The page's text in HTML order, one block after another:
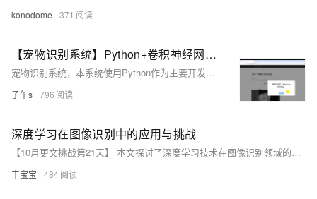
konodome 371
【宠物识别系统】Python+卷积神经网络算法+深度学习+人工智能+TensorFlow+图像识别
宠物识别系统，本系统使用Python作为主要开发语言，基于TensorFlow搭建卷积神经网络算法，并收集了37种常见的猫狗宠物种类数据集【'阿比西尼亚猫（Abyssinian）', '孟加拉猫（Bengal）', '暹罗猫（Birman）', '孟买猫（Bombay）', '英国短毛猫（British Shorthair）', '埃及猫（Egyptian Mau）', '缅因猫（Maine Coon）', '波斯猫（Persian）', '布偶猫（Ragdoll）', '俄罗斯蓝猫（Russian Blue）', '暹罗猫（Siamese）', '斯芬克斯猫（Sphynx）', '美国斗牛犬
子午s 796
深度学习在图像识别中的应用与挑战
【10月更文挑战第21天】 本文探讨了深度学习技术在图像识别领域的应用，并分析了当前面临的主要挑战。通过研究卷积神经网络（CNN）的结构和原理，本文展示了深度学习如何提高图像识别的准确性和效率。同时，本文也讨论了数据不平衡、过拟合、计算资源限制等问题，并提出了相应的解决策略。
丰宝宝 484